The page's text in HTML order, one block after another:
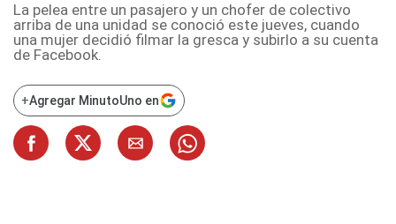
La pelea entre un pasajero y un chofer de colectivo
arriba de una unidad se conoció este jueves, cuando
una mujer decidió filmar la gresca y subirlo a su cuenta
de Facebook.
+Agregar MinutoUno en